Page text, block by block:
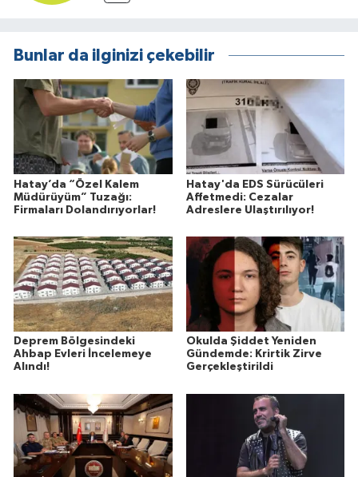
Bunlar da ilginizi çekebilir
Hatay’da “Özel Kalem
Müdürüyüm” Tuzağı:
Firmaları Dolandırıyorlar!
Hatay'da EDS Sürücüleri
Affetmedi: Cezalar
Adreslere Ulaştırılıyor!
Deprem Bölgesindeki
Ahbap Evleri İncelemeye
Alındı!
Okulda Şiddet Yeniden
Gündemde: Krirtik Zirve
Gerçekleştirildi